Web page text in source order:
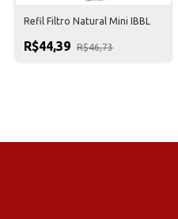
Refil Filtro Natural Mini IBBL
R$44,39 R$46,73